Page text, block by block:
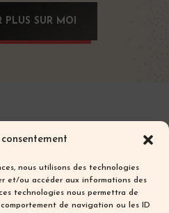
nous utilisons des technologies
et/ou accéder aux informations des
technologies nous permettra de
de navigation ou les ID
PLUS SUR MOI
par les droits
partielle ou totale sans
écrite est interdite.